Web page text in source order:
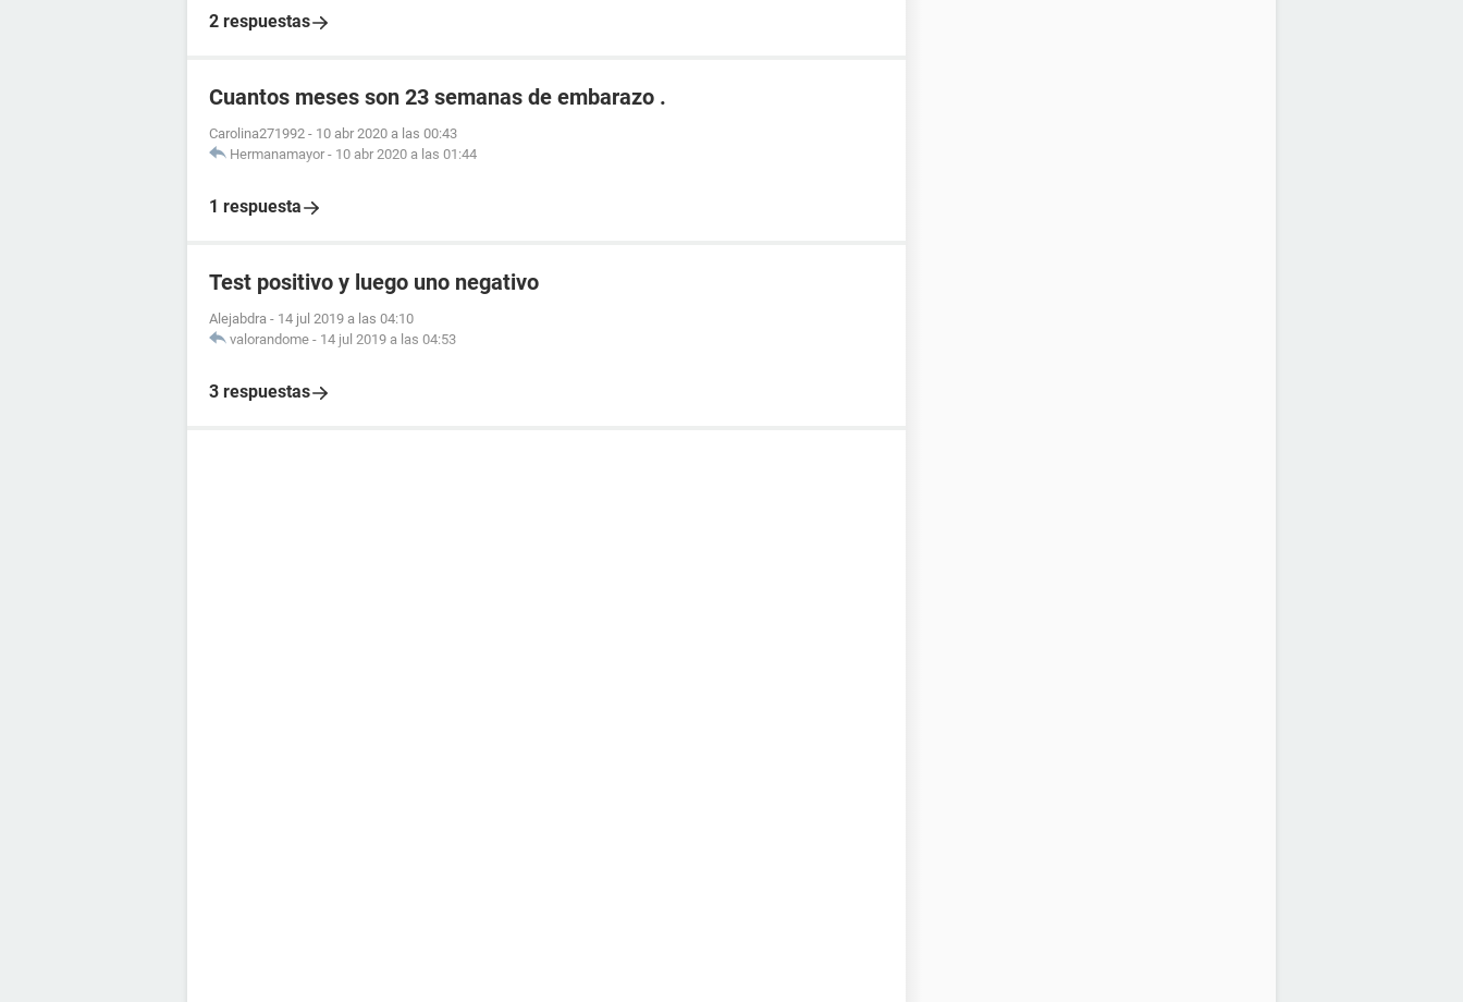
2 respuestas
Cuantos meses son 23 semanas de embarazo .
Carolina271992 - 10 abr 2020 a las 00:43
Hermanamayor - 10 abr 2020 a las 01:44
1 respuesta
Test positivo y luego uno negativo
Alejabdra - 14 jul 2019 a las 04:10
valorandome - 14 jul 2019 a las 04:53
3 respuestas